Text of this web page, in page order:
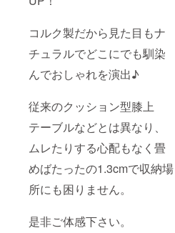
コルク製だから見た目もナ
チュラルでどこにでも馴染
んでおしゃれを演出♪
従来のクッション型膝上
テーブルなどとは異なり、
ムレたりする心配もなく畳
めばたったの1.3cmで収納場
所にも困りません。
是非ご体感下さい。